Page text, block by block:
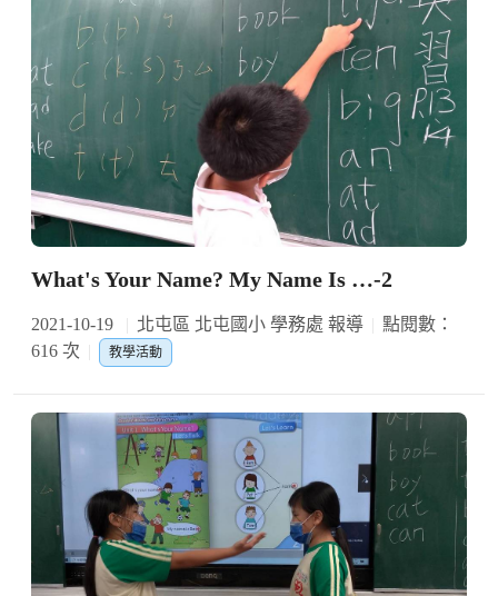
What's Your Name? My Name Is …-2
2021-10-19 北屯區 北屯國小 學務處 報導
點閱數：
616 次
教學活動